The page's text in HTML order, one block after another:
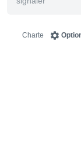
Charte